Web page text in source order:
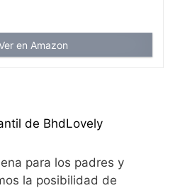
en Amazon
de BhdLovely
para los padres y
la posibilidad de